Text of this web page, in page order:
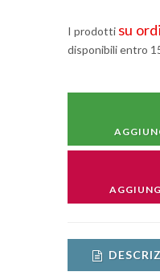
I prodotti su
disponibili entro